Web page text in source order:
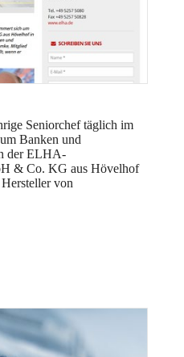
Seniorchef täglich im
Banken und
der ELHA-
& Co. KG aus Hövelhof
von